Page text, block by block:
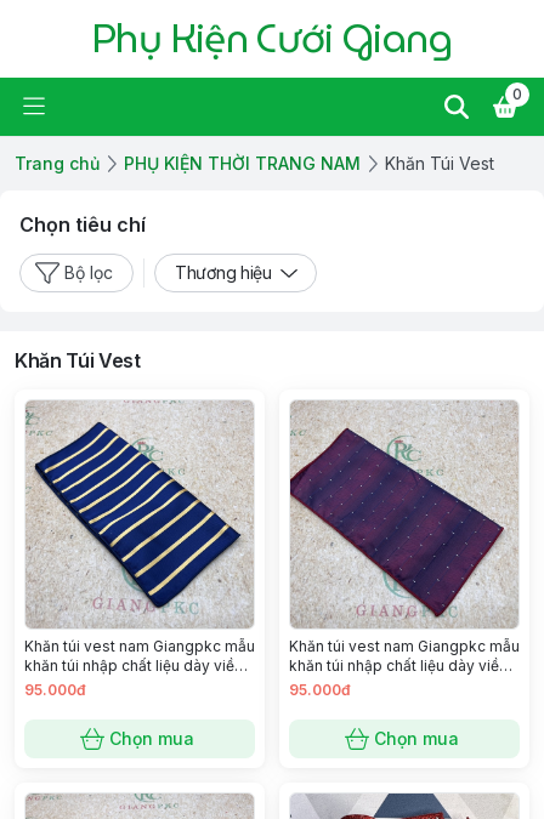
Phụ Kiện Cưới Giang
0
Trang chủ PHỤ KIỆN THỜI TRANG NAM Khăn Túi Vest
Chọn tiêu chí
Bộ lọc Thương hiệu
Khăn Túi Vest
Khăn túi vest nam Giangpkc mẫu
khăn túi nhập chất liệu dày viền
đẹp SP 2221396
95.000đ
Chọn mua
Khăn túi vest nam Giangpkc mẫu
khăn túi nhập chất liệu dày viền
đẹp SP 2221402
95.000đ
Chọn mua